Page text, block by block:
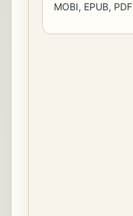
MOBI, EPUB, PDF